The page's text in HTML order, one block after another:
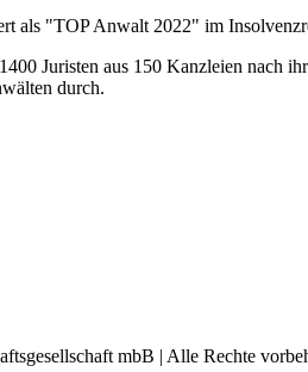
als "TOP Anwalt 2022" im
Juristen aus 150 Kanzleien nach
durch.
mbB | Alle Rechte